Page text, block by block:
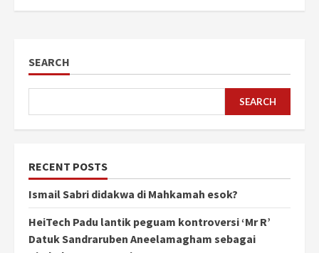
SEARCH
SEARCH
RECENT POSTS
Ismail Sabri didakwa di Mahkamah esok?
HeiTech Padu lantik peguam kontroversi ‘Mr R’
Datuk Sandraruben Aneelamagham sebagai